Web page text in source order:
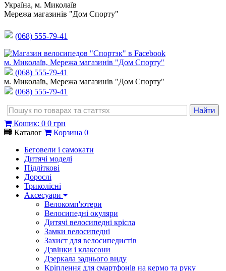
Україна, м. Миколаїв
Мережа магазинів "Дом Спорту"
(068) 555-79-41
м. Миколаїв, Мережа магазинів "Дом Спорту"
(068) 555-79-41
м. Миколаїв, Мережа магазинів "Дом Спорту"
(068) 555-79-41
Кошик: 0 0 грн
Каталог
Корзина 0
Беговели і самокати
Дитячі моделі
Підліткові
Дорослі
Триколісні
Аксесуари
Велокомп'ютери
Велосипедні окуляри
Дитячі велосипедні крісла
Замки велосипедні
Захист для велосипедистів
Дзвінки і клаксони
Дзеркала заднього виду
Кріплення для смартфонів на кермо та руку